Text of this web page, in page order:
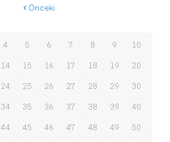
Önceki
4 5 6 7 8 9
10
14 15 16 17 18 19
20
24 25 26 27 28 29
30
34 35 36 37 38 39
40
44 45 46 47 48 49
50